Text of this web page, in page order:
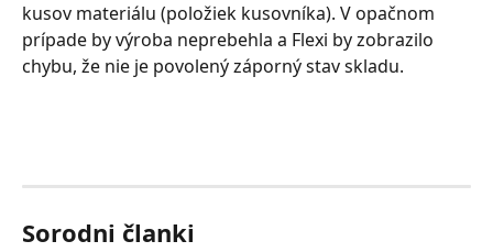
kusov materiálu (položiek kusovníka). V opačnom
prípade by výroba neprebehla a Flexi by zobrazilo
chybu, že nie je povolený záporný stav skladu.
Sorodni članki